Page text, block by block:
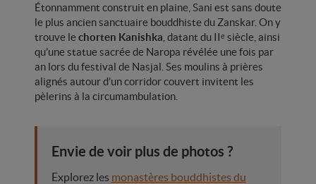
Étonnamment construit en plaine, Sani est sans doute
le plus ancien sanctuaire bouddhiste du Zanskar. On y
trouve le chorten Kanishka , datant du IIᵉ siècle, ainsi
qu’une statue sacrée de Naropa révélée une fois par
an lors du festival de Nasjal. Ses moulins à prières
alignés autour d’un corridor couvert invitent les
pèlerins à la circumambulation.
Envie de voir plus de photos ?
Explorez les monastères bouddhistes du